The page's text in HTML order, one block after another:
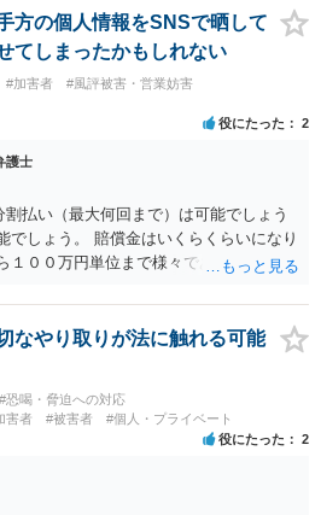
方の個人情報をSNSで晒して
てしまったかもしれない
#加害者
#風評被害・営業妨害
役にたった 2
護士
払い（最大何回まで）は可能でしょう
しょう。 賠償金はいくらくらいになり
００万円単位まで様々であり、不明で
支払が開始され、決裂して相手方が訴
で解決がなされる流れが通常です。
なやり取りが法に触れる可能
#恐喝・脅迫への対応
害者 #被害者 #個人・プライベート
役にたった 2